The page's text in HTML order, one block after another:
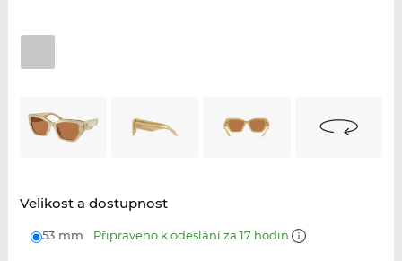
Velikost a dostupnost
53 mm Připraveno k odeslání za 17 hodin